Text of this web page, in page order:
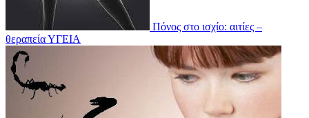
Πόνος στο ισχίο: αιτίες –
θεραπείαΥΓΕΙΑ